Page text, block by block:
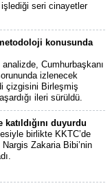
işlediği seri cinayetler
konusunda
Cumhurbaşkanı
izlenecek
çizgisini Birleşmiş
ileri sürüldü.
katıldığını duyurdu
birlikte KKTC’de
Zakaria Bibi’nin